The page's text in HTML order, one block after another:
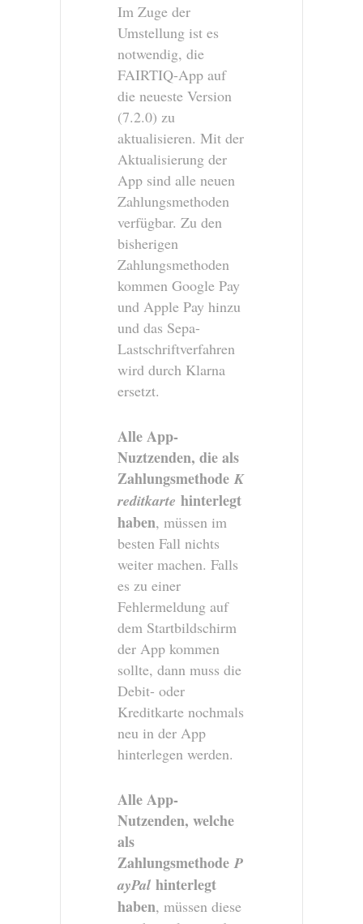
Im Zuge der
Umstellung ist es
notwendig, die
FAIRTIQ-App auf
die neueste Version
(7.2.0) zu
aktualisieren. Mit der
Aktualisierung der
App sind alle neuen
Zahlungsmethoden
verfügbar. Zu den
bisherigen
Zahlungsmethoden
kommen Google Pay
und Apple Pay hinzu
und das Sepa-
Lastschriftverfahren
wird durch Klarna
ersetzt.
Alle App-
Nuztzenden, die als
Zahlungsmethode K
reditkarte hinterlegt
haben, müssen im
besten Fall nichts
weiter machen. Falls
es zu einer
Fehlermeldung auf
dem Startbildschirm
der App kommen
sollte, dann muss die
Debit- oder
Kreditkarte nochmals
neu in der App
hinterlegen werden.
Alle App-
Nutzenden, welche
als
ZahlungsmethodeP
ayPal hinterlegt
haben, müssen diese